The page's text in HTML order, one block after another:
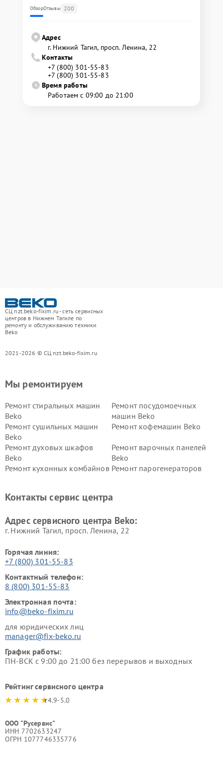
ОбзорОтзывы 200
Адрес
г. Нижний Тагил, просп. Ленина, 22
Контакты
+7 (800) 301-55-83
+7 (800) 301-55-83
Время работы
Работаем с 09:00 до 21:00
СЦ nzt.beko-fixim.ru - сеть сервисных
центров в Нижнем Тагиле по
ремонту и обслуживанию техники
Beko
2021-2026 © СЦ nzt.beko-fixim.ru
Мы ремонтируем
Ремонт стиральных машин
Beko
Ремонт посудомоечных
машин Beko
Ремонт сушильных машин
Beko
Ремонт кофемашин Beko
Ремонт духовых шкафов
Beko
Ремонт варочных панелей
Beko
Ремонт кухонных комбайнов Ремонт парогенераторов
Ремонт холодильников Beko Ремонт морозильных камер
Контакты сервис центра
Адрес сервисного центра Beko:
г. Нижний Тагил, просп. Ленина, 22
Горячая линия:
+7 (800) 301-55-83
Контактный телефон:
8 (800) 301-55-83
Электронная почта:
info@beko-fixim.ru
для юридических лиц
manager@fix-beko.ru
График работы:
ПН-ВСК с 9:00 до 21:00 без перерывов и выходных
Рейтинг сервисного центра
4.9-5.0
ООО "Русервис"
ИНН 7702633247
ОГРН 1077746335776